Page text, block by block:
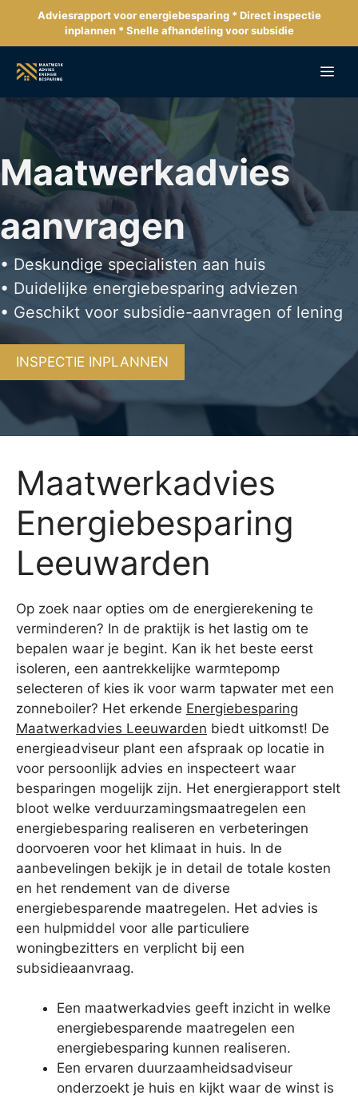
de
inhoud
Adviesrapport voor energiebesparing * Direct inspectie
inplannen * Snelle afhandeling voor subsidie
Maatwerkadvies
aanvragen
• Deskundige specialisten aan huis
• Duidelijke energiebesparing adviezen
• Geschikt voor subsidie-aanvragen of lening
INSPECTIE INPLANNEN
Maatwerkadvies
Energiebesparing
Leeuwarden
Op zoek naar opties om de energierekening te
verminderen? In de praktijk is het lastig om te
bepalen waar je begint. Kan ik het beste eerst
isoleren, een aantrekkelijke warmtepomp
selecteren of kies ik voor warm tapwater met een
zonneboiler? Het erkende Energiebesparing
Maatwerkadvies Leeuwarden biedt uitkomst! De
energieadviseur plant een afspraak op locatie in
voor persoonlijk advies en inspecteert waar
besparingen mogelijk zijn. Het energierapport stelt
bloot welke verduurzamingsmaatregelen een
energiebesparing realiseren en verbeteringen
doorvoeren voor het klimaat in huis. In de
aanbevelingen bekijk je in detail de totale kosten
en het rendement van de diverse
energiebesparende maatregelen. Het advies is
een hulpmiddel voor alle particuliere
woningbezitters en verplicht bij een
subsidieaanvraag.
Een maatwerkadvies geeft inzicht in welke
energiebesparende maatregelen een
energiebesparing kunnen realiseren.
Een ervaren duurzaamheidsadviseur
onderzoekt je huis en kijkt waar de winst is